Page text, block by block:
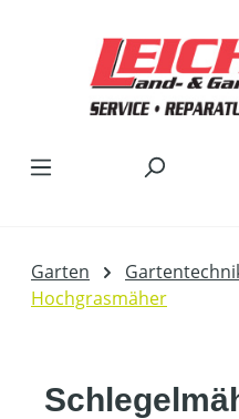
Garten
Hochgrasmäher